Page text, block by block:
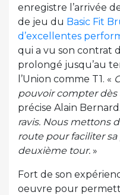
enregistre l’arrivée
de jeu du Basic Fit
d’excellentes
qui a vu son contrat
prolongé jusqu’au
l’Union comme T1. «
pouvoir compter dès
précise Alain
ravis. Nous mettons
route pour faciliter
deuxième tour. »
Fort de son
oeuvre pour